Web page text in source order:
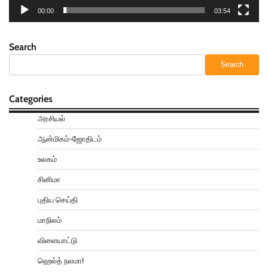
00:00 03:54
Search
Search
Categories
அரசியல்
ஆன்மிகம்-ஜோதிடம்
உலகம்
சினிமா
புதிய செய்தி
மாநிலம்
விளையாட்டு
ஹெல்த் நலமா!